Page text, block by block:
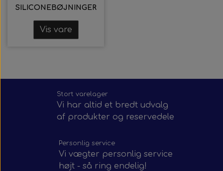
SILICONEBØJNINGER
Vis vare
Stort varelager
Vi har altid et bredt udvalg
af produkter og reservedele
Personlig service
Vi vægter personlig service
højt - så ring endelig!